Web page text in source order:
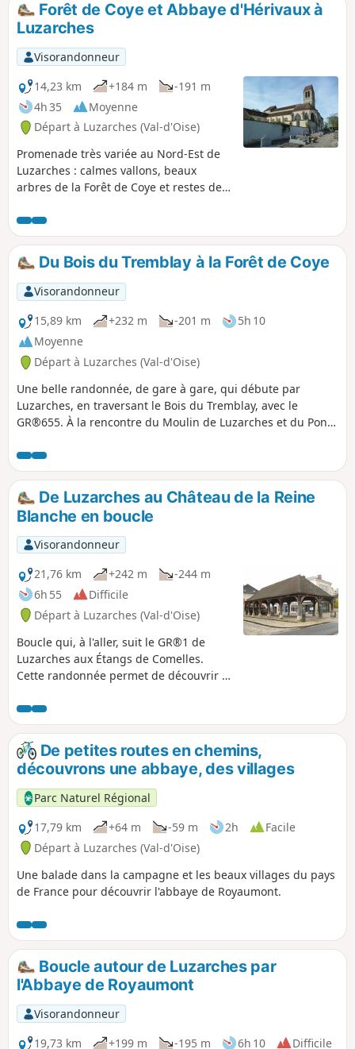
p
Forêt de Coye et Abbaye d'Hérivaux à
Luzarches
Visorandonneur
14,23 km
+184 m
-191 m
4h 35
Moyenne
Départ à Luzarches (Val-d'Oise)
Promenade très variée au Nord-Est de
Luzarches : calmes vallons, beaux
arbres de la Forêt de Coye et restes de
B. Constant (après l'avoir largement
détruite...) La promenade emprunte
essentiellement des chemins balisés
(PR® au début, puis GR®1 et GR® 655).
Grand calme malgré la proximité de
Paris.
Du Bois du Tremblay à la Forêt de Coye
Visorandonneur
15,89 km
+232 m -201 m
5h 10
Moyenne
Départ à Luzarches (Val-d'Oise)
Une belle randonnée, de gare à gare, qui débute par
Luzarches, en traversant le Bois du Tremblay, avec le
GR®655. À la rencontre du Moulin de Luzarches et du Pont
et de la Fontaine aux Verres. Un parcours assez ombragé,
agréable à l'été par grosse chaleur.
De Luzarches au Château de la Reine
Blanche en boucle
Visorandonneur
21,76 km
+242 m
-244 m
6h 55
Difficile
Départ à Luzarches (Val-d'Oise)
Boucle qui, à l'aller, suit le GR®1 de
Luzarches aux Étangs de Comelles.
Cette randonnée permet de découvrir la
essences variées.
De petites routes en chemins,
découvrons une abbaye, des villages
Parc Naturel Régional
17,79 km
+64 m -59 m 2h
Facile
Départ à Luzarches (Val-d'Oise)
Une balade dans la campagne et les beaux villages du pays
de France pour découvrir l'abbaye de Royaumont.
Boucle autour de Luzarches par
l'Abbaye de Royaumont
Visorandonneur
19,73 km
+199 m -195 m 6h 10
Difficile